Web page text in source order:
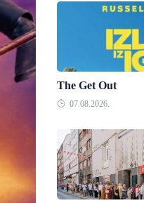
The Get Out
07.08.2026.